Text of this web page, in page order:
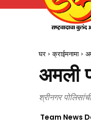
घर क्राईमनामा
अमली
श्रीनगर
Team News